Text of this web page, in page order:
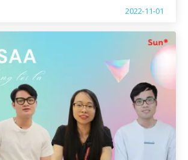
2022-11-01